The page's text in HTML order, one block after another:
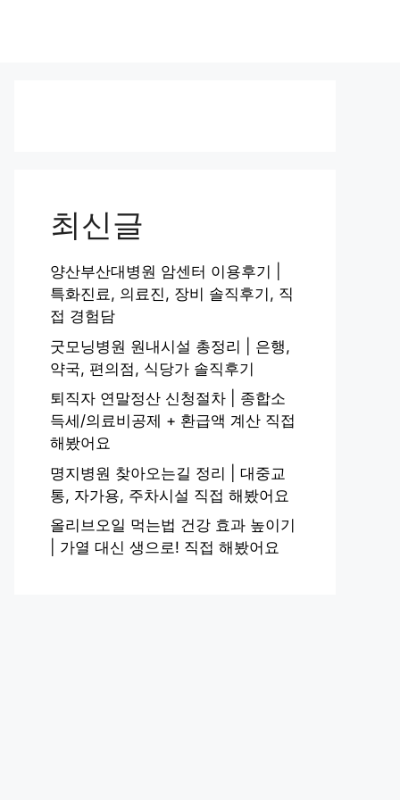
최신글
양산부산대병원 암센터 이용후기 |
특화진료, 의료진, 장비 솔직후기, 직
접 경험담
굿모닝병원 원내시설 총정리 | 은행,
약국, 편의점, 식당가 솔직후기
퇴직자 연말정산 신청절차 | 종합소
득세/의료비공제 + 환급액 계산 직접
해봤어요
명지병원 찾아오는길 정리 | 대중교
통, 자가용, 주차시설 직접 해봤어요
올리브오일 먹는법 건강 효과 높이기
| 가열 대신 생으로! 직접 해봤어요